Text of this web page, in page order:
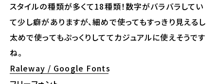
スタイルの種類が多くて18種類！数字がバラバラしてい
て少し癖がありますが、細めで使ってもすっきり見えるし
太めで使ってもぷっくりしててカジュアルに使えそうです
ね。
Raleway / Google Fonts